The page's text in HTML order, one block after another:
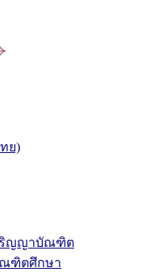
ย)
ริญญาบัณฑิต
ณฑิตศึกษา